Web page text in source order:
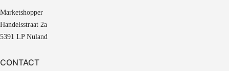
Marketshopper
Handelsstraat 2a
5391 LP Nuland
CONTACT